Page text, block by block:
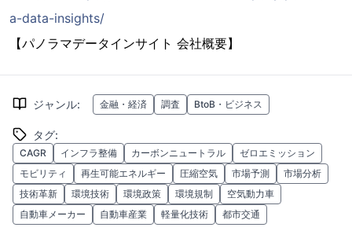
a-data-insights/
【パノラマデータインサイト 会社概要】
ジャンル: 金融・経済 調査 BtoB・ビジネス
タグ:
CAGR インフラ整備 カーボンニュートラル
ゼロエミッション
モビリティ
再生可能エネルギー 圧縮空気 市場予測
市場分析
技術革新
環境技術 環境政策 環境規制
空気動力車
自動車メーカー
自動車産業 軽量化技術 都市交通